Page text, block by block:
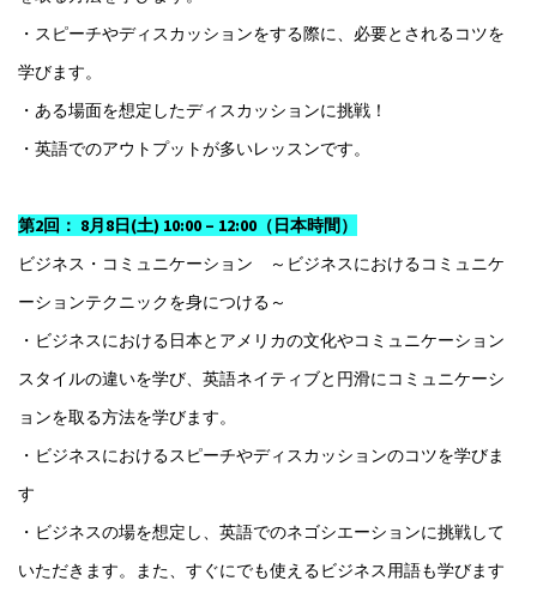
・スピーチやディスカッションをする際に、必要とされるコツを
学びます。
・ある場面を想定したディスカッションに挑戦！
・英語でのアウトプットが多いレッスンです。
第2回： 8月8日(土) 10:00 – 12:00（日本時間）
ビジネス・コミュニケーション ～ビジネスにおけるコミュニケ
ーションテクニックを身につける～
・ビジネスにおける日本とアメリカの文化やコミュニケーション
スタイルの違いを学び、英語ネイティブと円滑にコミュニケーシ
ョンを取る方法を学びます。
・ビジネスにおけるスピーチやディスカッションのコツを学びま
す
・ビジネスの場を想定し、英語でのネゴシエーションに挑戦して
いただきます。また、すぐにでも使えるビジネス用語も学びます